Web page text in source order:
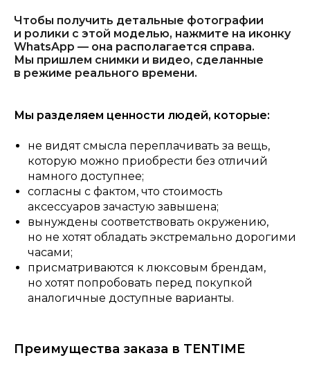
Чтобы получить детальные фотографии
и ролики с этой моделью, нажмите на иконку
WhatsApp — она располагается справа.
Мы пришлем снимки и видео, сделанные
в режиме реального времени.
Мы разделяем ценности людей, которые:
не видят смысла переплачивать за вещь,
которую можно приобрести без отличий
намного доступнее;
согласны с фактом, что стоимость
аксессуаров зачастую завышена;
вынуждены соответствовать окружению,
но не хотят обладать экстремально дорогими
часами;
присматриваются к люксовым брендам,
но хотят попробовать перед покупкой
аналогичные доступные варианты.
Преимущества заказа в TENTIME